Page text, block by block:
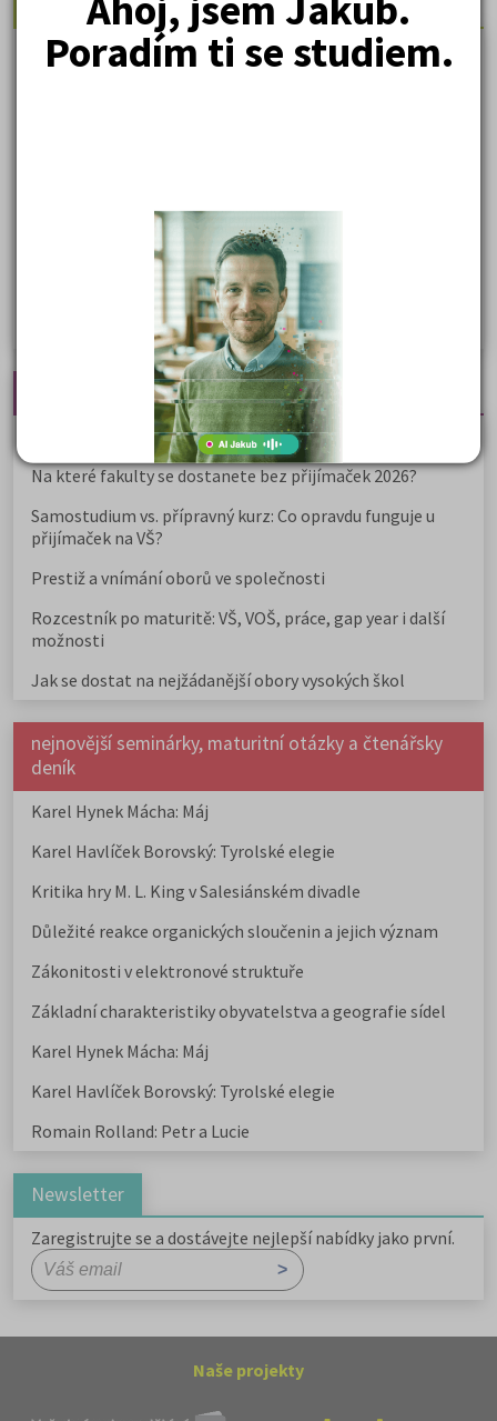
Poradím ti se studiem.
Nejžádanější kurzy
Právnické fakulty
Ekonomické fakulty
Politologie a mezinár. vztahy
Policejní akademie
Nejčtenější články
Kdy vysoké školy pořádají dny otevřených dveří
Na které fakulty se dostanete bez přijímaček 2026?
Samostudium vs. přípravný kurz: Co opravdu funguje u
přijímaček na VŠ?
Prestiž a vnímání oborů ve společnosti
Rozcestník po maturitě: VŠ, VOŠ, práce, gap year i další
možnosti
Jak se dostat na nejžádanější obory vysokých škol
nejnovější seminárky, maturitní otázky a čtenářsky
deník
Karel Hynek Mácha: Máj
Karel Havlíček Borovský: Tyrolské elegie
Kritika hry M. L. King v Salesiánském divadle
Důležité reakce organických sloučenin a jejich význam
Zákonitosti v elektronové struktuře
Základní charakteristiky obyvatelstva a geografie sídel
Karel Hynek Mácha: Máj
Karel Havlíček Borovský: Tyrolské elegie
Romain Rolland: Petr a Lucie
Newsletter
Zaregistrujte se a dostávejte nejlepší nabídky jako první.
Naše projekty